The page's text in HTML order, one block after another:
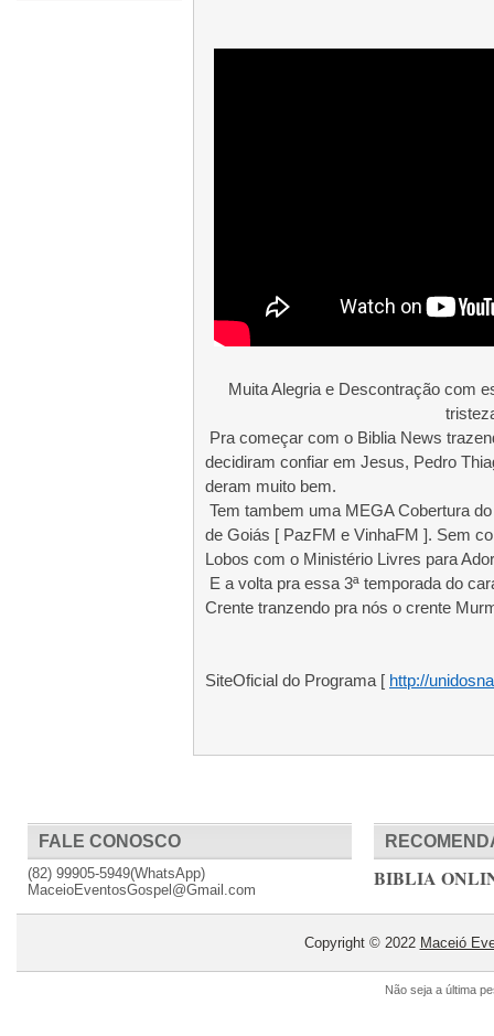
Muita Alegria e Descontração com
Pra começar com o Biblia News
decidiram confiar em Jesus, Pedro
deram muito bem.
Tem tambem uma MEGA Cobertura
de Goiás [ PazFM e VinhaFM ]. Sem
Lobos com o Ministério Livres para
E a volta pra essa 3ª temporada do
Crente tranzendo pra nós o crente
SiteOficial do Programa [ http://
FALE CONOSCO
(82) 99905-5949(WhatsApp)
MaceioEventosGospel@Gmail.com
BIBLIA
Copyright © 2022 Maceió
Não seja a última